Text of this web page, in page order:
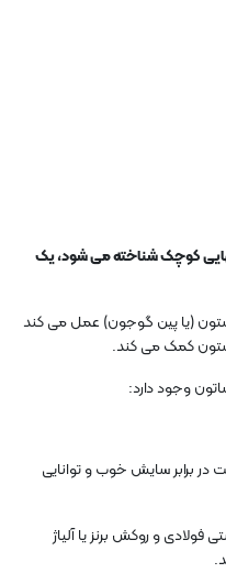
کوچک شناخته می شود، یک
(یا پین گوجون) عمل می کند
کمک می کند.
وجود دارد:
در برابر سایش خوب و توانایی
و روکش برنز یا آلیاژ